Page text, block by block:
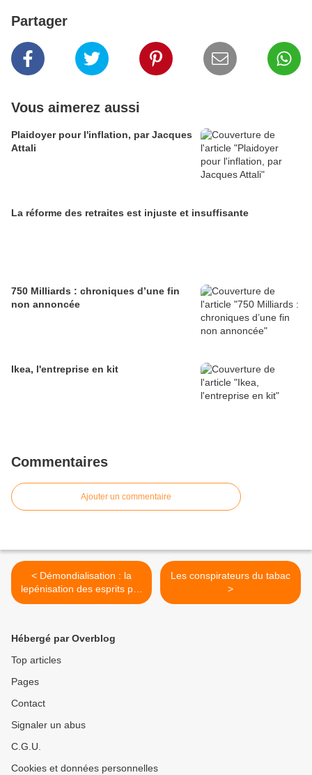
Partager
Vous aimerez aussi
Plaidoyer pour l'inflation, par Jacques
Attali
La réforme des retraites est injuste et insuffisante
750 Milliards : chroniques d’une fin
non annoncée
Ikea, l'entreprise en kit
Commentaires
Ajouter un commentaire
< Démondialisation : la
lepénisation des esprits par
la gauche, par RAPHAËL
Les conspirateurs du tabac
>
Hébergé par Overblog
Top articles
Pages
Contact
Signaler un abus
C.G.U.
Cookies et données personnelles